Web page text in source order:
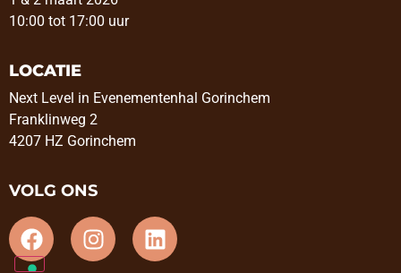
10:00 tot 17:00 uur
LOCATIE
Next Level in Evenementenhal Gorinchem
Franklinweg 2
4207 HZ Gorinchem
VOLG ONS